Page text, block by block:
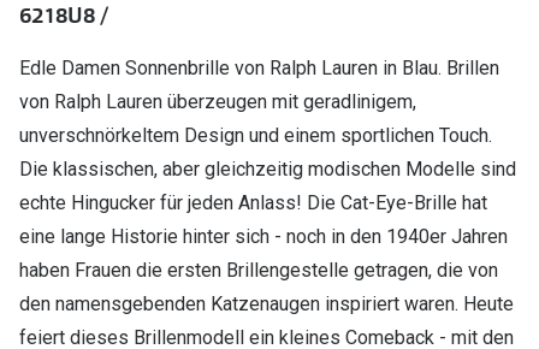
Zubehör
Brillenbügel
Brillenetuis
Brillenkettchen
6218U8 /
Edle Damen Sonnenbrille von Ralph Lauren in Blau. Brillen
von Ralph Lauren überzeugen mit geradlinigem,
unverschnörkeltem Design und einem sportlichen Touch.
Die klassischen, aber gleichzeitig modischen Modelle sind
echte Hingucker für jeden Anlass! Die Cat-Eye-Brille hat
eine lange Historie hinter sich - noch in den 1940er Jahren
haben Frauen die ersten Brillengestelle getragen, die von
den namensgebenden Katzenaugen inspiriert waren. Heute
feiert dieses Brillenmodell ein kleines Comeback - mit den